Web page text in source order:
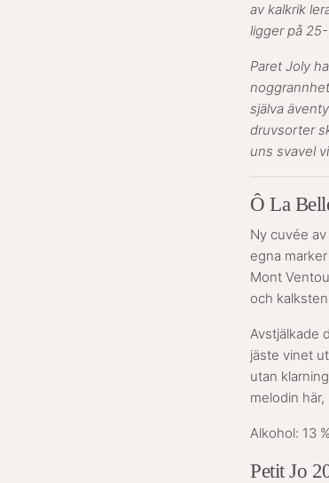
av kalkrik
ligger på
Paret Joly
själva
druvsorter
uns svavel
Ô La
Ny cuvée
egna
Mont
och
Avstjälkade
jäste vinet
utan
melodin
Alkohol: 13 %
Petit Jo